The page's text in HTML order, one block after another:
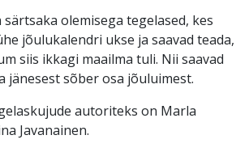
särtsaka olemisega tegelased, kes
jõulukalendri ukse ja saavad teada,
siis ikkagi maailma tuli. Nii saavad
jänesest sõber osa jõuluimest.
autoriteks on Marla
Javanainen.